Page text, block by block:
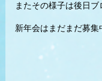
またその様子は後日ブ
新年会はまだまだ募